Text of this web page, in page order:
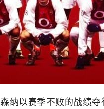
纳以赛季不败的战绩